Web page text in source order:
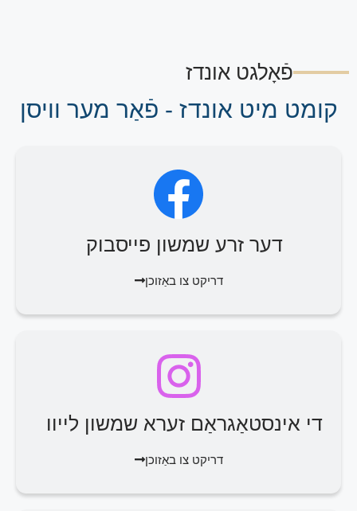
פֿאָלגט אונדז
קומט מיט אונדז - פֿאַר מער וויסן
דער זרע שמשון פייסבוק
דריקט צו באַזוכן
די אינסטאַגראַם זערא שמשון לייוו
דריקט צו באַזוכן